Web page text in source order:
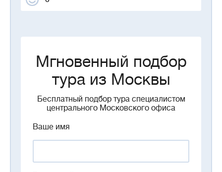
Мгновенный подбор
тура из Москвы
Бесплатный подбор тура специалистом
центрального Московского офиса
Ваше имя